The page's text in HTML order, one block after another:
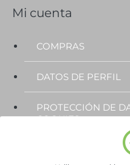
Mi cuenta
COMPRAS
DATOS DE PERFIL
PROTECCIÓN DE
COOKIES
Subscríbete al